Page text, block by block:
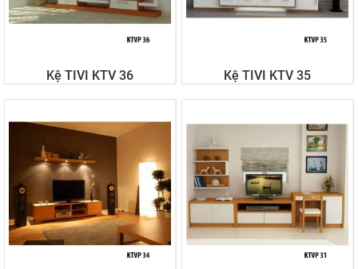
Kệ TIVI KTV 36
Liên hệ
Kệ TIVI KTV 35
Liên hệ